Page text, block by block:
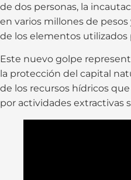
de dos personas, la
en varios millones de
de los elementos utilizados
Este nuevo golpe
la protección del capital
de los recursos hídricos
por actividades extractivas